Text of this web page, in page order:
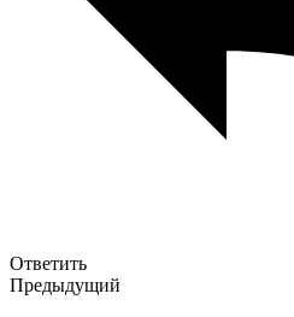
Ответить
Предыдущий